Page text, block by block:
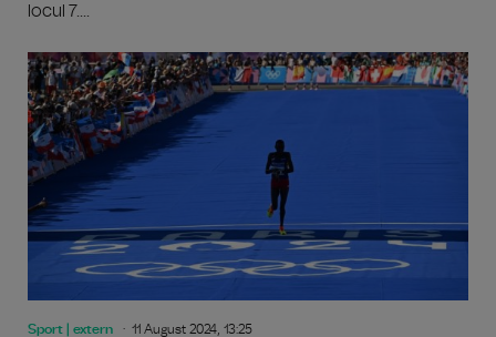
locul 7....
Sport | extern 11 August 2024, 13:25